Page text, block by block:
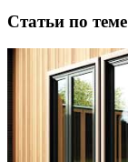
Статьи по теме